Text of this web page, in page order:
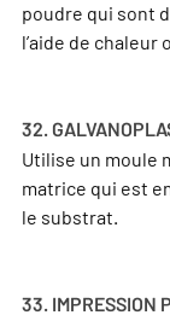
poudre qui sont
l’aide de chaleur
32.
Utilise un moule
matrice qui est
le substrat.
33. IMPRESSION